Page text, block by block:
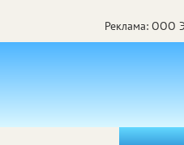
Реклама: ООО